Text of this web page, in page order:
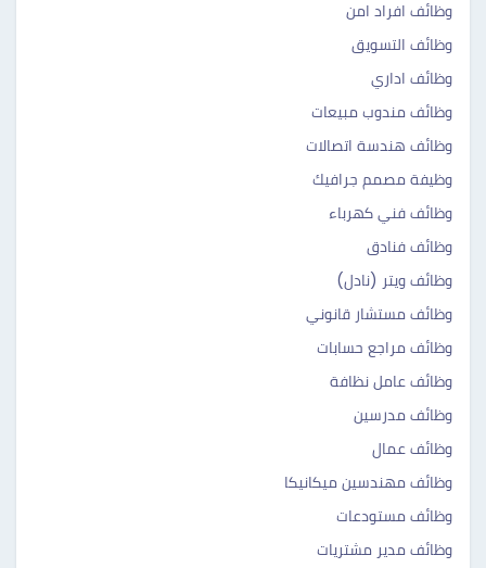
وظائف افراد امن
وظائف التسويق
وظائف اداري
وظائف مندوب مبيعات
وظائف هندسة اتصالات
وظيفة مصمم جرافيك
وظائف فني كهرباء
وظائف فنادق
وظائف ويتر (نادل)
وظائف مستشار قانوني
وظائف مراجع حسابات
وظائف عامل نظافة
وظائف مدرسين
وظائف عمال
وظائف مهندسين ميكانيكا
وظائف مستودعات
وظائف مدير مشتريات